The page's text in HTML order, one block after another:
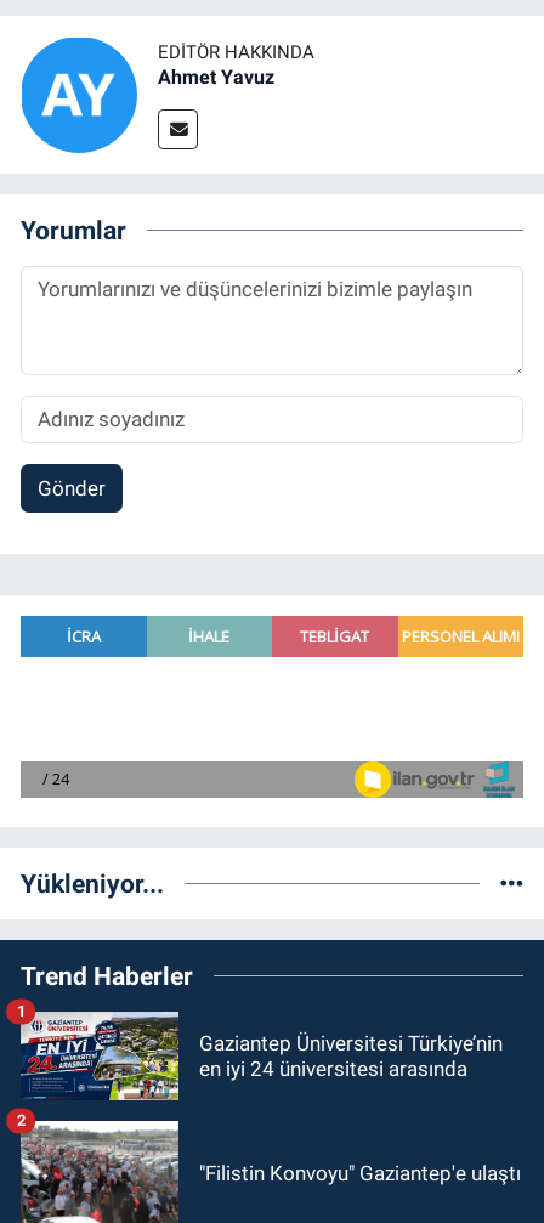
EDITÖR HAKKINDA
Ahmet Yavuz
Yorumlar
Gönder
Yükleniyor...
Trend Haberler
Gaziantep Üniversitesi Türkiye’nin
en iyi 24 üniversitesi arasında
1
"Filistin Konvoyu" Gaziantep'e ulaştı
2